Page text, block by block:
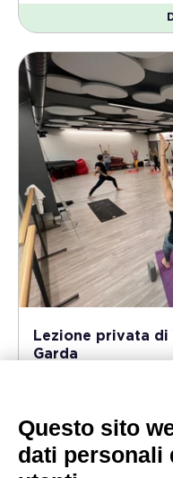
Lezione privata di
Garda
tonificare, allungare e
1h
Questo sito
dati personali